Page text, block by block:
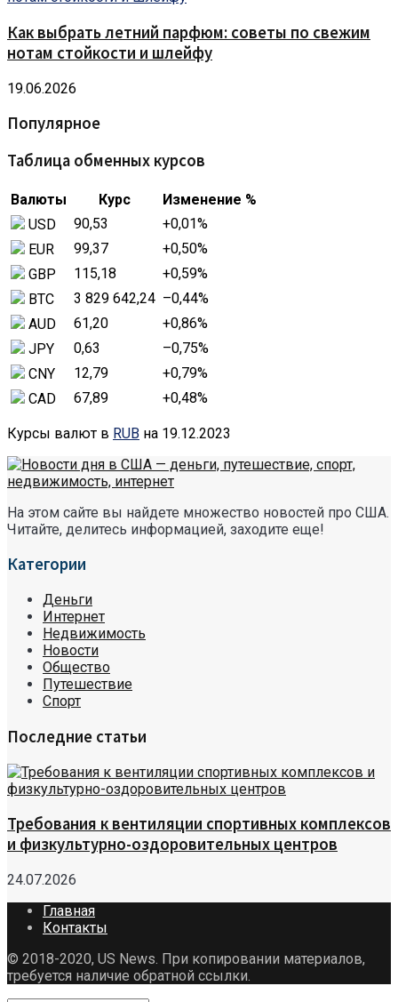
Как выбрать летний парфюм: советы по свежим
нотам стойкости и шлейфу
19.06.2026
Популярное
Таблица обменных курсов
Валюты Курс
Изменение %
USD
90,53 +0,01%
EUR
99,37 +0,50%
GBP
115,18 +0,59%
BTC
3 829 642,24 –0,44%
AUD
61,20 +0,86%
JPY
0,63 –0,75%
CNY
12,79 +0,79%
CAD
67,89 +0,48%
Курсы валют в RUB на 19.12.2023
На этом сайте вы найдете множество новостей про США.
Читайте, делитесь информацией, заходите еще!
Категории
Деньги
Интернет
Недвижимость
Новости
Общество
Путешествие
Спорт
Последние статьи
Требования к вентиляции спортивных комплексов
и физкультурно-оздоровительных центров
24.07.2026
Главная
Контакты
© 2018-2020, US News. При копировании материалов,
требуется наличие обратной ссылки.